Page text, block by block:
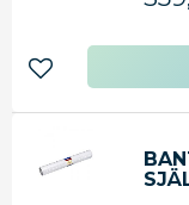
Lägg till i